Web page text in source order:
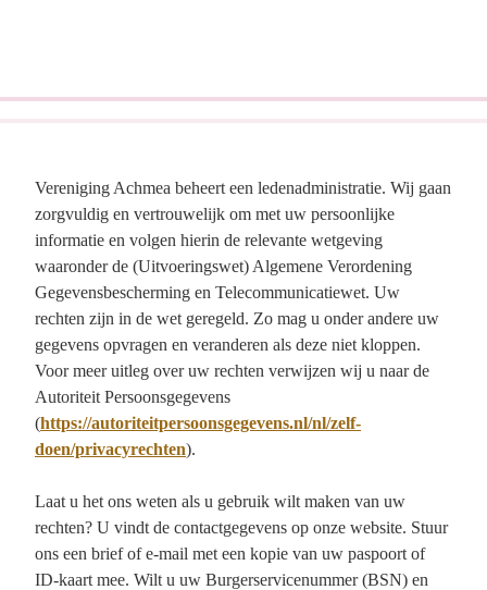
Vereniging Achmea beheert een ledenadministratie. Wij gaan
zorgvuldig en vertrouwelijk om met uw persoonlijke
informatie en volgen hierin de relevante wetgeving
waaronder de (Uitvoeringswet) Algemene Verordening
Gegevensbescherming en Telecommunicatiewet. Uw
rechten zijn in de wet geregeld. Zo mag u onder andere uw
gegevens opvragen en veranderen als deze niet kloppen.
Voor meer uitleg over uw rechten verwijzen wij u naar de
Autoriteit Persoonsgegevens
(https://autoriteitpersoonsgegevens.nl/nl/zelf-
doen/privacyrechten).
Laat u het ons weten als u gebruik wilt maken van uw
rechten? U vindt de contactgegevens op onze website. Stuur
ons een brief of e-mail met een kopie van uw paspoort of
ID-kaart mee. Wilt u uw Burgerservicenummer (BSN) en